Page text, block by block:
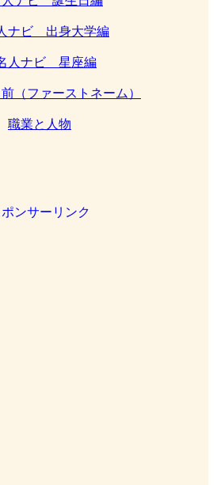
ナビ 出身大学編
人ナビ 星座編
（ファーストネーム）
職業と人物
ポンサーリンク